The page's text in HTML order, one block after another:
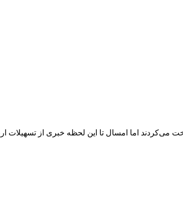
می‌کردند اما امسال تا این لحظه خبری از تسهیلات